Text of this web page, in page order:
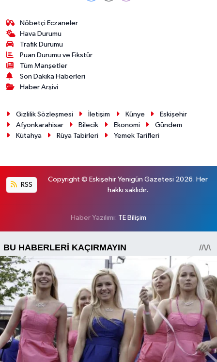
Nöbetçi Eczaneler
Hava Durumu
Trafik Durumu
Puan Durumu ve Fikstür
Tüm Manşetler
Son Dakika Haberleri
Haber Arşivi
Gizlilik Sözleşmesi İletişim Künye
Eskişehir
Afyonkarahisar
Bilecik Ekonomi
Gündem
Kütahya
Rüya Tabirleri Yemek Tarifleri
RSS
Copyright © Eskişehir Yenigün Gazetesi 2026. Her
hakkı saklıdır.
Haber Yazılımı: TE Bilişim